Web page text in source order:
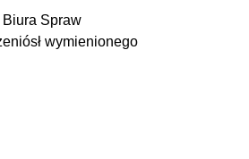
Biura Spraw
wymienionego